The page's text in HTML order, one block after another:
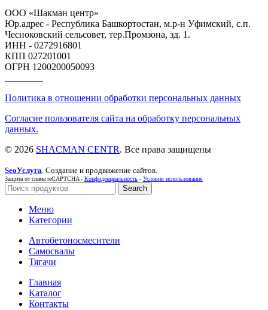
ООО «Шакман центр»
Юр.адрес - Республика Башкортостан, м.р-н Уфимский, с.п.
Чесноковский сельсовет, тер.Промзона, зд. 1.
ИНН - 0272916801
КПП 027201001
ОГРН 1200200050093
Политика в отношении обработки персональных данных
Согласие пользователя сайта на обработку персональных
данных.
© 2026 SHACMAN CENTR. Все права защищены
SeoУслуга. Создание и продвижение сайтов.
Защита от спама reCAPTCHA - Конфиденциальность - Условия использования
Search
Меню
Категории
Автобетоносмесители
Самосвалы
Тягачи
Главная
Каталог
Контакты